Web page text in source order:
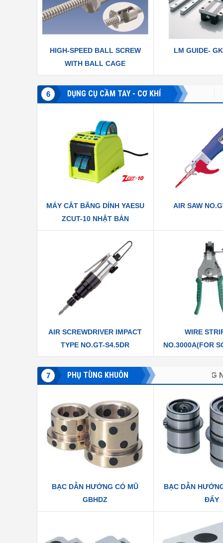
HIGH-SPEED BALL SCREW
WITH BALL CAGE
LM GUIDE-
6 DỤNG CỤ CẦM TAY - CƠ KHÍ
ĐỘNG CƠ VAN EFFEBI VESSEL HOZAN
MÁY CẮT BĂNG DÍNH YAESU
ZCUT-10 NHẬT BẢN
AIR SAW
AIR SCREWDRIVER IMPACT
TYPE NO.GT-S4.5DR
WIRE
NO.3000A(FOR
7 PHỤ TÙNG KHUÔN
GIẢI PHÁP CHỐNG NGẬP - LỤT THÀNH PHỐ
BẠC DẪN HƯỚNG CÓ MŨ
GBHDZ
BẠC DẪN
ĐẨY